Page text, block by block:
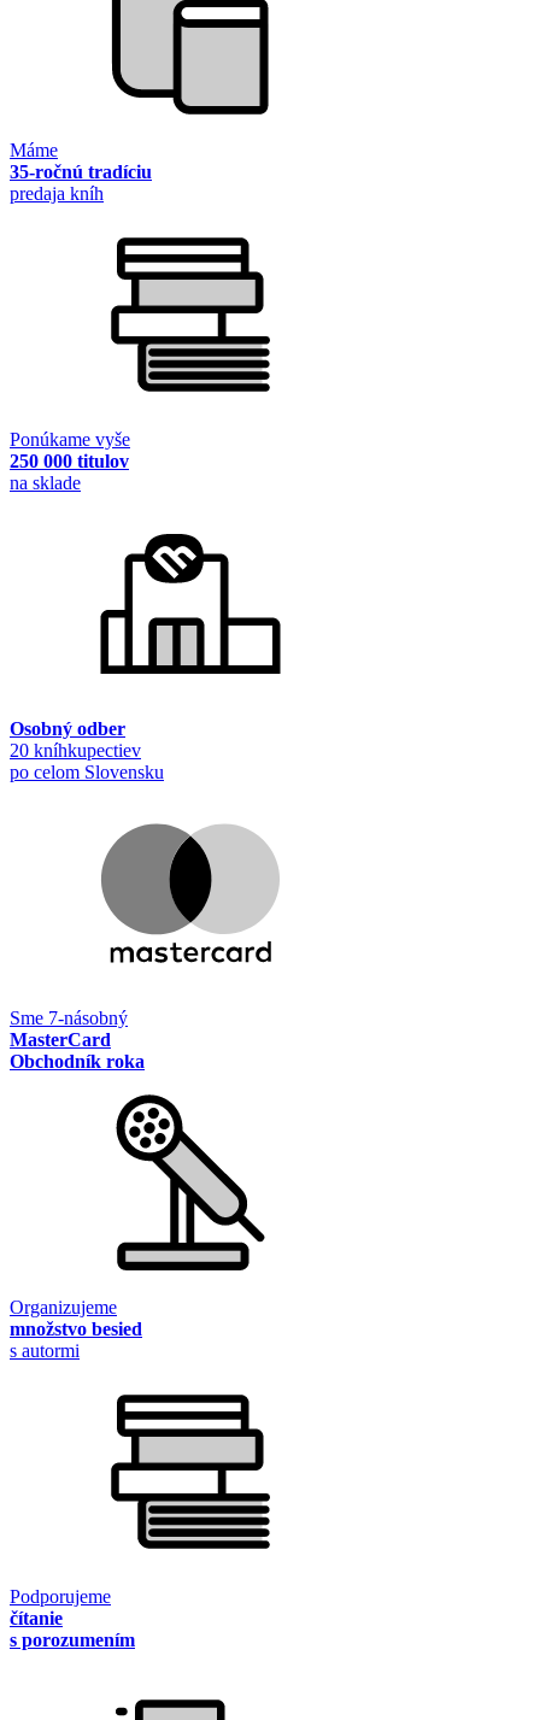
Máme
35-ročnú tradíciu
predaja kníh
Ponúkame vyše
250 000 titulov
na sklade
Osobný odber
20 kníhkupectiev
po celom Slovensku
Sme 7-násobný
MasterCard
Obchodník roka
Organizujeme
množstvo besied
s autormi
Podporujeme
čítanie
s porozumením